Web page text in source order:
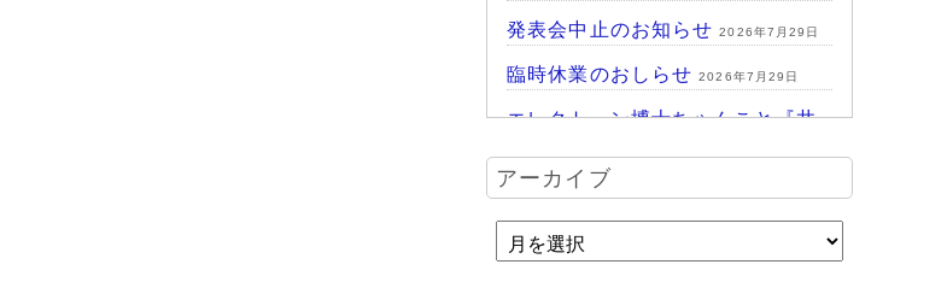
発表会中止のお知らせ 2026年7月29日
臨時休業のおしらせ 2026年7月29日
エレクトーン博士ちゃんこと『井
探求講座』
ハッピーパーク終了♪ 2026年7月14日
HAPPY PARK 2026～ハピパでみ
アーカイブ